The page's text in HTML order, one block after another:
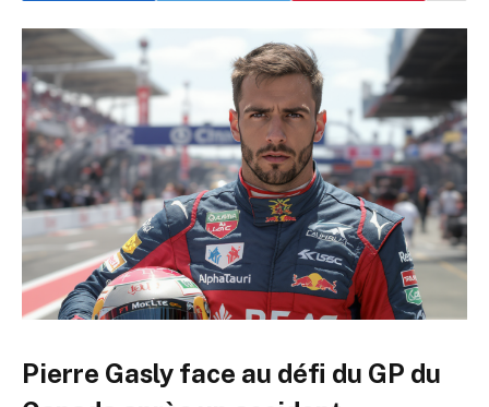
Pierre Gasly face au défi du GP du